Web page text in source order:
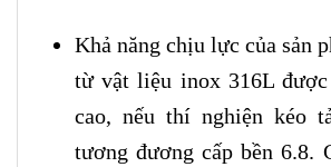
Khả năng chịu lực của sản
từ vật liệu inox 316L
cao, nếu thí nghiện kéo
tương đương cấp bền 6.8.